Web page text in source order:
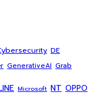
DE
GenerativeAI Grab
Microsoft NT OPPO